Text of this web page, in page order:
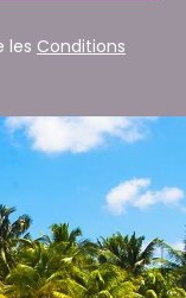
les Conditions